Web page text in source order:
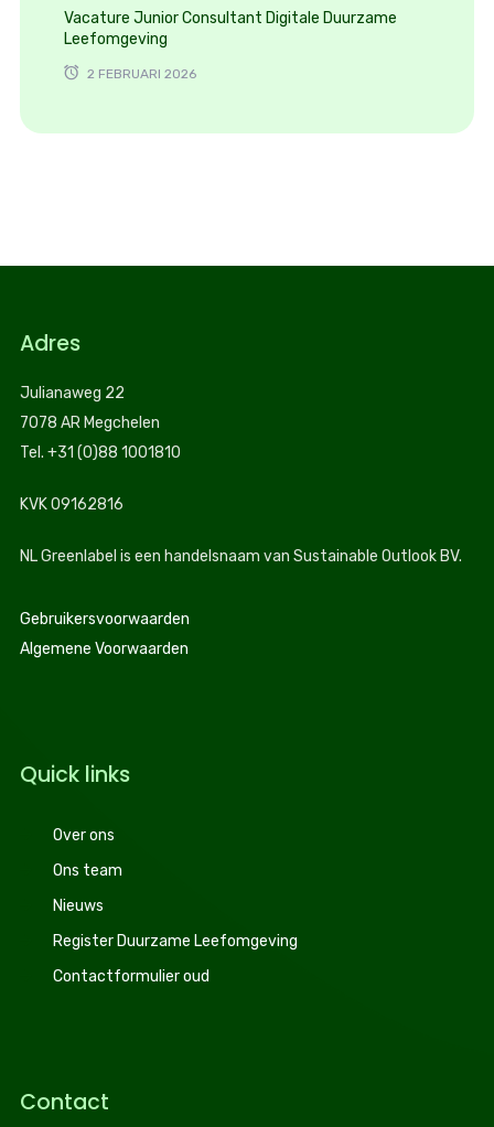
Vacature Junior Consultant Digitale Duurzame
Leefomgeving
2 FEBRUARI 2026
Adres
Julianaweg 22
7078 AR Megchelen
Tel. +31 (0)88 1001810
KVK 09162816
NL Greenlabel is een handelsnaam van Sustainable Outlook BV.
Gebruikersvoorwaarden
Algemene Voorwaarden
Quick links
Over ons
Ons team
Nieuws
Register Duurzame Leefomgeving
Contactformulier oud
Contact